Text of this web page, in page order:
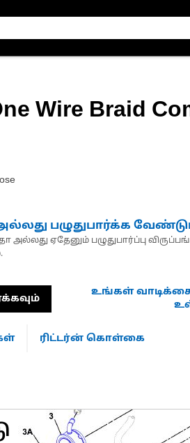
Wire Braid
பழுதுபார்க்க
அல்லது ஏதேனும் பழுதுபார்ப்பு
உங்கள்
ரிட்டர்ன் கொள்கை